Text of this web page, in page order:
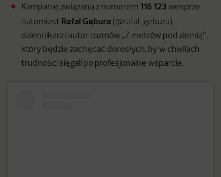
Kampanię związaną z numerem 116 123 wesprze
natomiast Rafał Gębura (@rafal_gebura) –
dziennikarz i autor rozmów „7 metrów pod ziemią”,
który będzie zachęcać dorosłych, by w chwilach
trudności sięgali po profesjonalne wsparcie.